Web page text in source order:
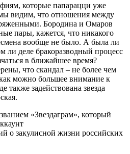
которые папарацци уже
мы видим, что отношения между
Бородина и Омаров
пары, кажется, что никакого
вообще не было. А была ли
ли деле бракоразводный процесс
в ближайшее время?
что скандал – не более чем
можно большее внимание к
также задействована звезда
«Звездаграм», который
о закулисной жизни российских